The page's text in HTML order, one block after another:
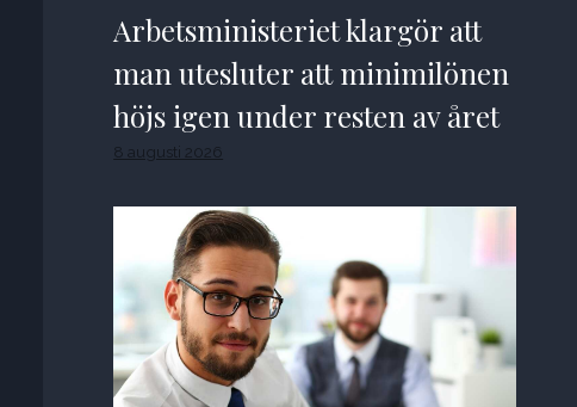
Arbetsministeriet klargör att
man utesluter att minimilönen
höjs igen under resten av året
8 augusti 2026